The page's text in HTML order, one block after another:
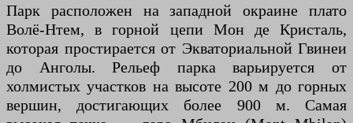
Парк расположен на западной окраине плато
Волё-Нтем, в горной цепи Мон де Кристаль,
которая простирается от Экваториальной Гвинеи
до Анголы. Рельеф парка варьируется от
холмистых участков на высоте 200 м до горных
вершин, достигающих более 900 м. Самая